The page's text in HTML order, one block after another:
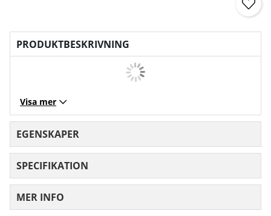
PRODUKTBESKRIVNING
Visa mer
EGENSKAPER
SPECIFIKATION
MER INFO